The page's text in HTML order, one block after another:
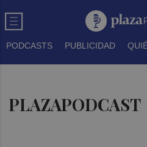
PODCASTS PUBLICIDAD
PLAZAPODCAST